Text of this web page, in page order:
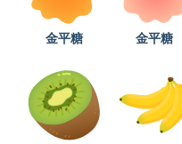
金平糖 金平糖